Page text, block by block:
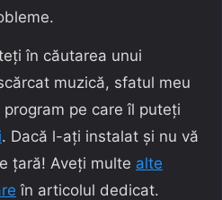
în căutarea unui
muzică, sfatul meu
pe care îl puteți
. Dacă l-ați instalat și nu vă
țară! Aveți multe alte
în articolul dedicat.